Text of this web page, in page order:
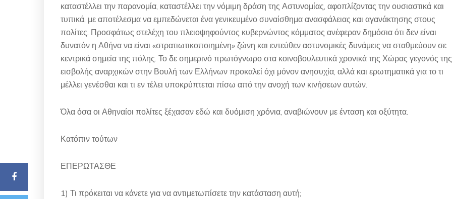
καταστέλλει την παρανομία, καταστέλλει την νόμιμη δράση της Αστυνομίας, αφοπλίζοντας την ουσιαστικά και
τυπικά, με αποτέλεσμα να εμπεδώνεται ένα γενικευμένο συναίσθημα ανασφάλειας και αγανάκτησης στους
πολίτες. Προσφάτως στελέχη του πλειοψηφούντος κυβερνώντος κόμματος ανέφεραν δημόσια ότι δεν είναι
δυνατόν η Αθήνα να είναι «στρατιωτικοποιημένη» ζώνη και εντεύθεν αστυνομικές δυνάμεις να σταθμεύουν σε
κεντρικά σημεία της πόλης. Το δε σημερινό πρωτόγνωρο στα κοινοβουλευτικά χρονικά της Χώρας γεγονός της
εισβολής αναρχικών στην Βουλή των Ελλήνων προκαλεί όχι μόνον ανησυχία, αλλά και ερωτηματικά για το τι
μέλλει γενέσθαι και τι εν τέλει υποκρύπτεται πίσω από την ανοχή των κινήσεων αυτών.
Όλα όσα οι Αθηναίοι πολίτες ξέχασαν εδώ και δυόμιση χρόνια, αναβιώνουν με ένταση και οξύτητα.
Κατόπιν τούτων
ΕΠΕΡΩΤΑΣΘΕ
1) Τι πρόκειται να κάνετε για να αντιμετωπίσετε την κατάσταση αυτή;